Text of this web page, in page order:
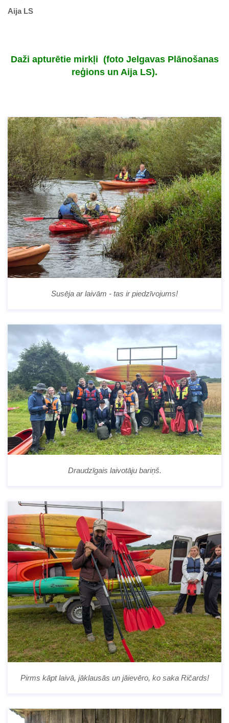
Aija LS
Daži apturētie mirkļi (foto Jelgavas Plānošanas
reģions un Aija LS).
Susēja ar laivām - tas ir piedzīvojums!
Draudzīgais laivotāju bariņš.
Pirms kāpt laivā, jāklausās un jāievēro, ko saka Ričards!